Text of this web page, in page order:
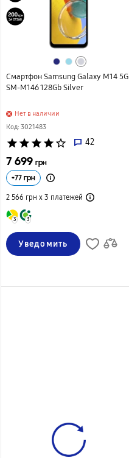
Смартфон Samsung Galaxy M14 5G
SM-M146 128Gb Silver
Нет в наличии
Код: 3021483
star star star star star_border 42
7 699 грн
+77 грн
2 566 грн х 3 платежей
3 3
Уведомить